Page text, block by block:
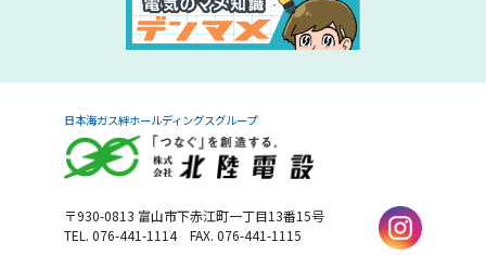
日本海ガス絆ホールディングスグループ
〒930-0813 富山市下赤江町一丁目13番15号
TEL. 076-441-1114 FAX. 076-441-1115